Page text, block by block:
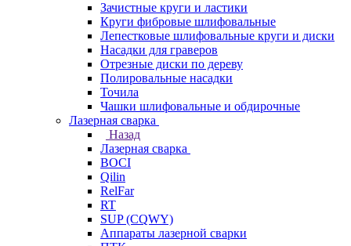
Зачистные круги и ластики
Круги фибровые шлифовальные
Лепестковые шлифовальные круги и диски
Насадки для граверов
Отрезные диски по дереву
Полировальные насадки
Точила
Чашки шлифовальные и обдирочные
Лазерная сварка
Назад
Лазерная сварка
BOCI
Qilin
RelFar
RT
SUP (CQWY)
Аппараты лазерной сварки